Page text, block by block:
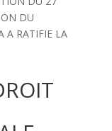
DU
A RATIFIE LA